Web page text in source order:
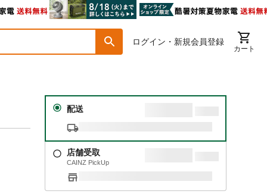
ログイン・新規会員登録
カート
配送
店舗受取
CAINZ PickUp